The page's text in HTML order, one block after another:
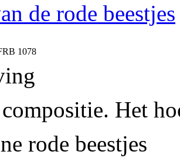
de rode beestjes
1078
Het
rode beestjes